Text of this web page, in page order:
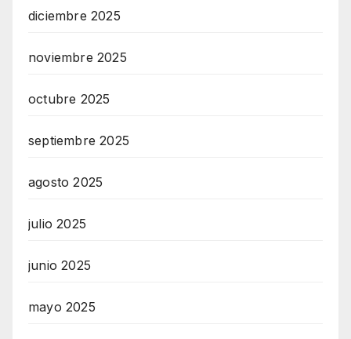
diciembre 2025
noviembre 2025
octubre 2025
septiembre 2025
agosto 2025
julio 2025
junio 2025
mayo 2025